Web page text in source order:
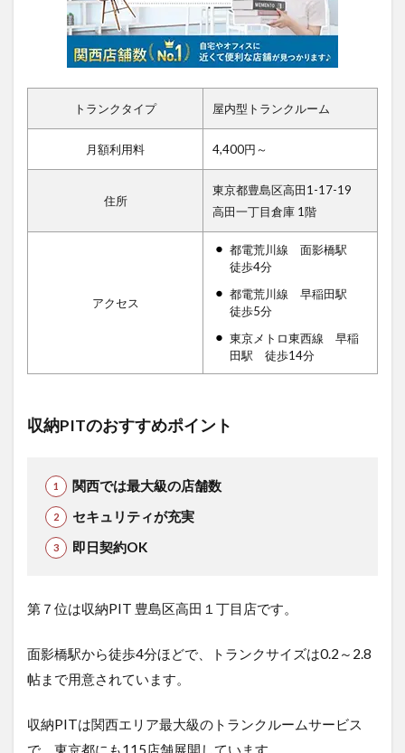
トランクタイプ 屋内型トランクルーム
月額利用料 4,400円～
住所
東京都豊島区高田1-17-19
高田一丁目倉庫 1階
アクセス
都電荒川線 面影橋駅
徒歩4分
都電荒川線 早稲田駅
徒歩5分
東京メトロ東西線 早稲
田駅 徒歩14分
収納PITのおすすめポイント
関西では最大級の店舗数
セキュリティが充実
即日契約OK
第７位は収納PIT 豊島区高田１丁目店です。
面影橋駅から徒歩4分ほどで、トランクサイズは0.2～2.8
帖まで用意されています。
収納PITは関西エリア最大級のトランクルームサービス
で、東京都にも115店舗展開しています。